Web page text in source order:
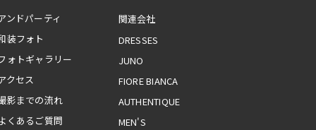
ンドパーティ
装フォト
ォトギャラリー
クセス
影までの流れ
くあるご質問
DRESSES
JUNO
FIORE BIANCA
AUTHENTIQUE
MEN'S